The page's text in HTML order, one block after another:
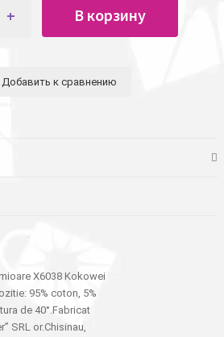
В корзину
Добавить к сравнению
X6038 Kokowei
95% coton, 5%
de 40°.Fabricat
SRL or.Chisinau,